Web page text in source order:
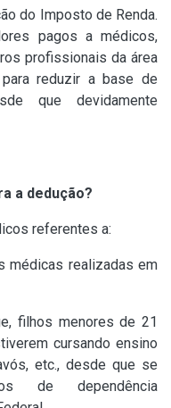
do Imposto de Renda.
pagos a médicos,
profissionais da área
reduzir a base de
que devidamente
a dedução?
referentes a:
médicas realizadas em
filhos menores de 21
cursando ensino
etc., desde que se
de dependência